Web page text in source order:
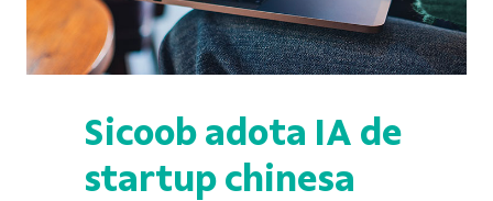
Sicoob adota IA de
startup chinesa